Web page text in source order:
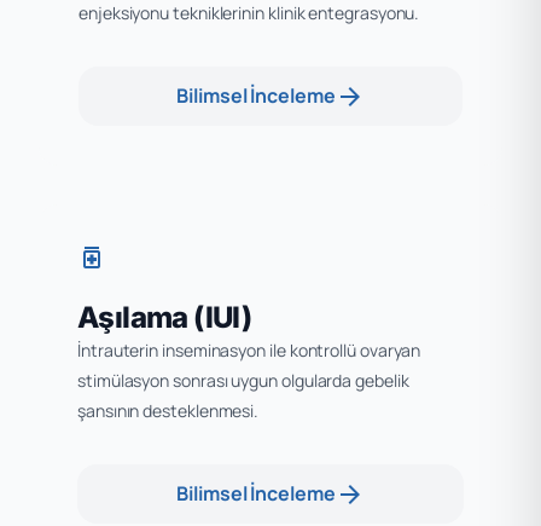
enjeksiyonu tekniklerinin klinik entegrasyonu.
Bilimsel İnceleme arrow_forward
medication
Aşılama (IUI)
İntrauterin inseminasyon ile kontrollü ovaryan
stimülasyon sonrası uygun olgularda gebelik
şansının desteklenmesi.
Bilimsel İnceleme arrow_forward